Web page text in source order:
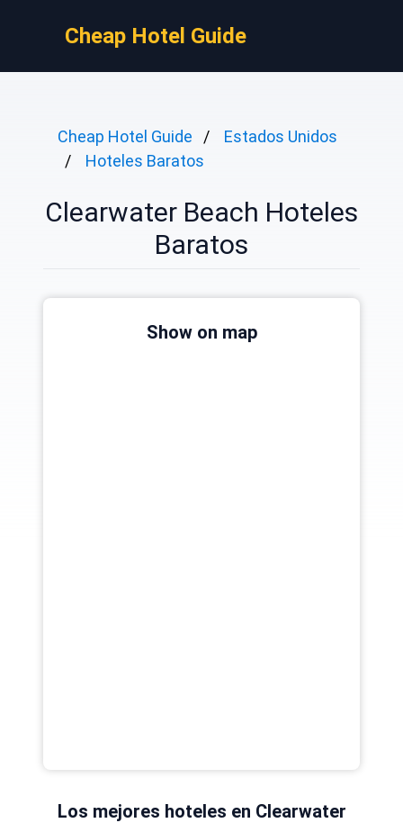
Cheap Hotel Guide
Cheap Hotel Guide
Estados Unidos
Hoteles Baratos
Clearwater Beach Hoteles
Baratos
Show on map
Los mejores hoteles en Clearwater